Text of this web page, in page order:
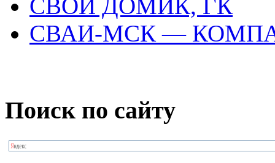
СВОЙ ДОМИК, ГК
СВАИ-МСК —
Поиск по сайту